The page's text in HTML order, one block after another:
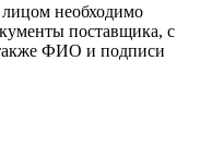
необходимо
поставщика, с
ФИО и подписи